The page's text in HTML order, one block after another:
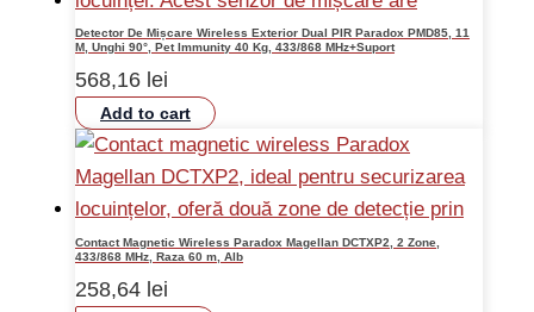
Detector De Mișcare Wireless Exterior Dual PIR Paradox PMD85, 11
M, Unghi 90°, Pet Immunity 40 Kg, 433/868 MHz+Suport
568,16 lei
Add to cart
Contact Magnetic Wireless Paradox Magellan DCTXP2, 2 Zone,
433/868 MHz, Raza 60 m, Alb
258,64 lei